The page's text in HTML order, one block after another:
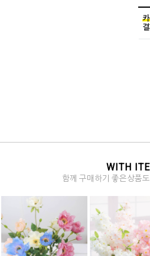
WITH
함께 구매하기 좋은상품